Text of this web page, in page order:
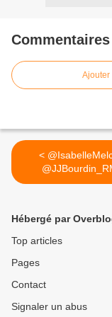
Commentaires
Ajouter
< @IsabelleMelchi2
@lepenjm
Hébergé par
Top articles
Pages
Contact
Signaler un abus